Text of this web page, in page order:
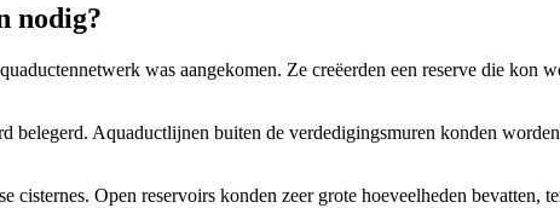
nodig?
was aangekomen. Ze creëerden een reserve die
Aquaductlijnen buiten de verdedigingsmuren konden
Open reservoirs konden zeer grote hoeveelheden bevatten,